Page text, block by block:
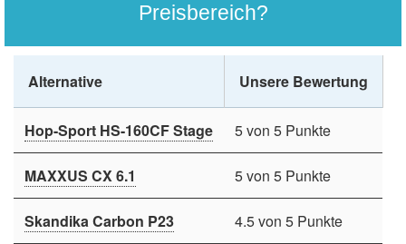
Preisbereich?
Alternative Unsere Bewertung
Hop-Sport HS-160CF Stage 5 von 5 Punkte
MAXXUS CX 6.1 5 von 5 Punkte
Skandika Carbon P23
4.5 von 5 Punkte